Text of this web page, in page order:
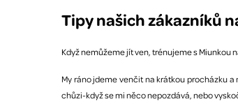
Tipy našich zákazníků
Když nemůžeme jít ven, trénujeme s Miunkou
My ráno jdeme venčit na krátkou procházku
chůzi-když se mi něco nepozdává, nebo